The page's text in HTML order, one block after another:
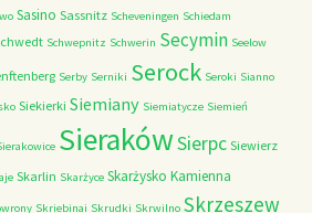
Sasino Sassnitz Scheveningen Schiedam
Schwepnitz Schwerin Secymin Seelow
Serby Serniki Serock Seroki Sianno
Siekierki Siemiany Siemiatycze Siemień
SierakówSierpc Siewierz
Skarlin Skarżyce Skarżysko Kamienna
Skriebinai Skrudki Skrwilno Skrzeszew